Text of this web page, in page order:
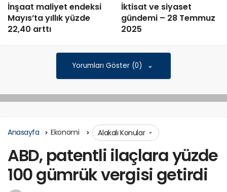
İnşaat maliyet endeksi
Mayıs’ta yıllık yüzde
22,40 arttı
İktisat ve siyaset
gündemi – 28 Temmuz
2025
Yorumları Göster (0)
Anasayfa Ekonomi Alakalı Konular
ABD, patentli ilaçlara yüzde
100 gümrük vergisi getirdi